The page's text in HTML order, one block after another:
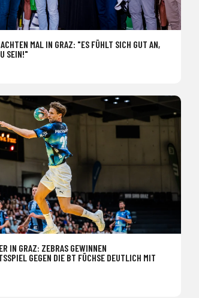
MAL IN GRAZ: "ES FÜHLT SICH GUT AN,
SEIN!"
IN GRAZ: ZEBRAS GEWINNEN
GEGEN DIE BT FÜCHSE DEUTLICH MIT